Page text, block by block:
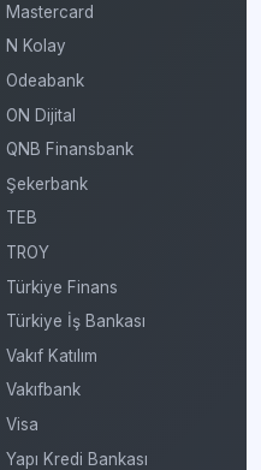
Mastercard
N Kolay
Odeabank
ON Dijital
QNB Finansbank
Şekerbank
TEB
TROY
Türkiye Finans
Türkiye İş Bankası
Vakıf Katılım
Vakıfbank
Visa
Yapı Kredi Bankası